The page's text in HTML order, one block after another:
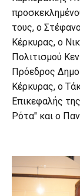
τους, ο
Κέρκυρας, ο
Πολιτισμού
Πρόεδρος
Κέρκυρας, ο
Επικεφαλής
Ρότα" και ο